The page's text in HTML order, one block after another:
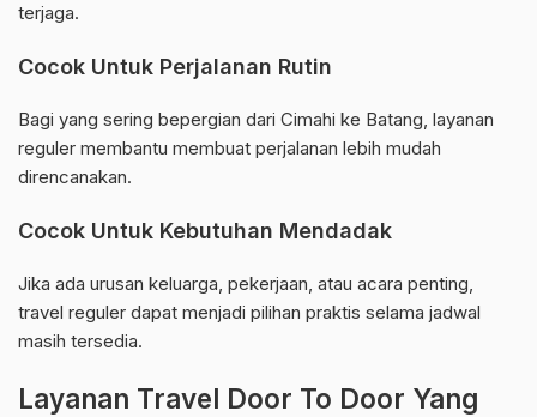
terjaga.
Cocok Untuk Perjalanan Rutin
Bagi yang sering bepergian dari Cimahi ke Batang, layanan
reguler membantu membuat perjalanan lebih mudah
direncanakan.
Cocok Untuk Kebutuhan Mendadak
Jika ada urusan keluarga, pekerjaan, atau acara penting,
travel reguler dapat menjadi pilihan praktis selama jadwal
masih tersedia.
Layanan Travel Door To Door Yang